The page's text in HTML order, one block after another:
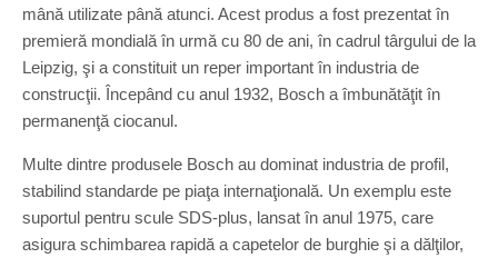
mână utilizate până atunci. Acest produs a fost prezentat în
premieră mondială în urmă cu 80 de ani, în cadrul târgului de la
Leipzig, şi a constituit un reper important în industria de
construcţii. Începând cu anul 1932, Bosch a îmbunătăţit în
permanenţă ciocanul.
Multe dintre produsele Bosch au dominat industria de profil,
stabilind standarde pe piaţa internaţională. Un exemplu este
suportul pentru scule SDS-plus, lansat în anul 1975, care
asigura schimbarea rapidă a capetelor de burghie şi a dălţilor,